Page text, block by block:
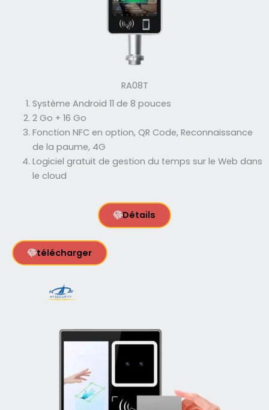
RA08T
Système Android 11 de 8 pouces
2 Go + 16 Go
Fonction NFC en option, QR Code, Reconnaissance
de la paume, 4G
Logiciel gratuit de gestion du temps sur le Web dans
le cloud
Détails
télécharger